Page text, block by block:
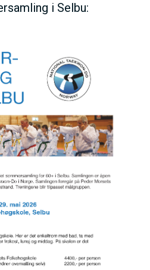
i Selbu: